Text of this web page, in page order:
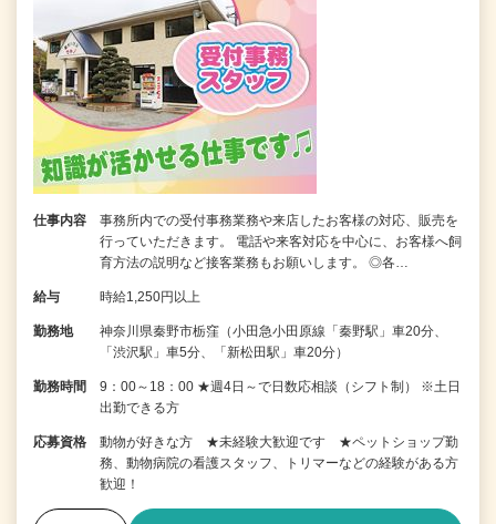
仕事内容
事務所内での受付事務業務や来店したお客様の対応、販売を
行っていただきます。 電話や来客対応を中心に、お客様へ飼
育方法の説明など接客業務もお願いします。 ◎各…
給与 時給1,250円以上
勤務地
神奈川県秦野市栃窪（小田急小田原線「秦野駅」車20分、
「渋沢駅」車5分、「新松田駅」車20分）
勤務時間
9：00～18：00 ★週4日～で日数応相談（シフト制） ※土日
出勤できる方
応募資格
動物が好きな方 ★未経験大歓迎です ★ペットショップ勤
務、動物病院の看護スタッフ、トリマーなどの経験がある方
歓迎！